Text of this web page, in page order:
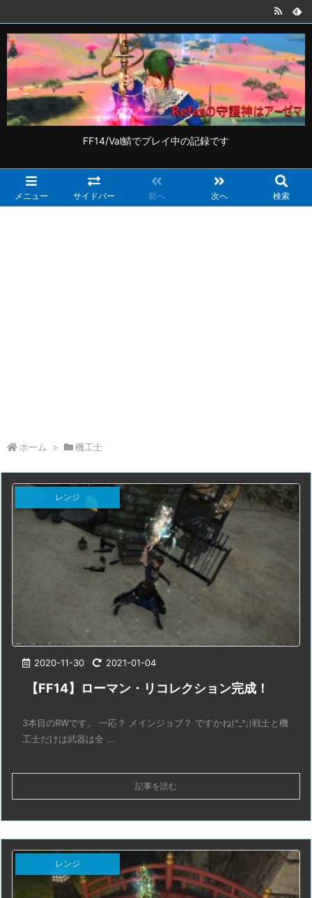
FF14/Val鯖でプレイ中の記録です
メニュー サイドバー 前へ 次へ 検索
ホーム > 機工士
2020-11-30 2021-01-04
レンジ
【FF14】ローマン・リコレクション完成！
3本目のRWです。 一応？ メインジョブ？ ですかね(^_^;)戦士と機
工士だけは武器は全 ...
記事を読む
レンジ